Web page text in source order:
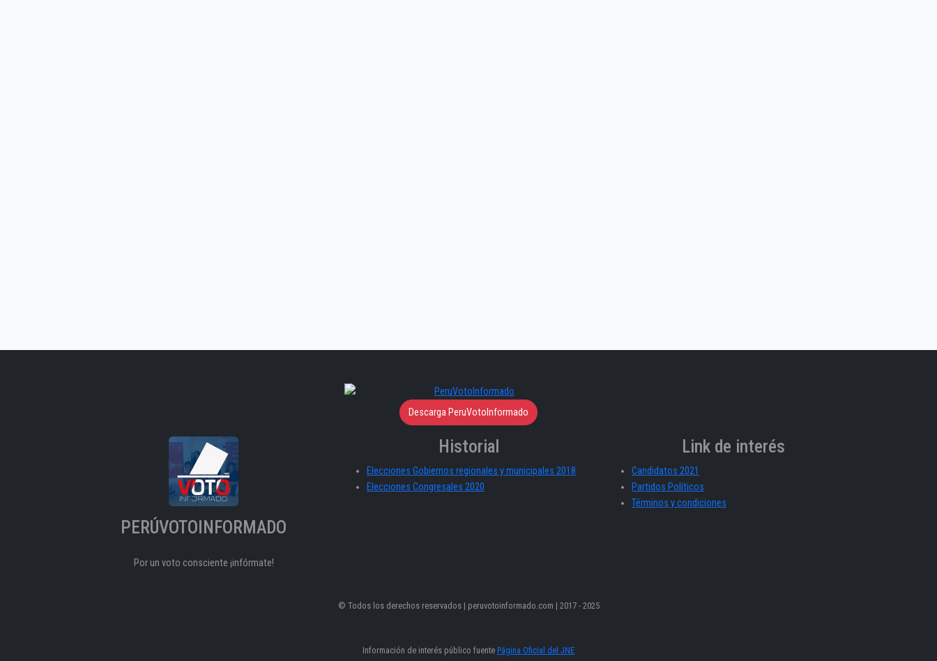
Descarga PeruVotoInformado
PERÚVOTOINFORMADO
Por un voto consciente ¡infórmate!
Historial
Elecciones Gobiernos regionales y municipales 2018
Elecciones Congresales 2020
Link de interés
Candidatos 2021
Partidos Políticos
Términos y condiciones
© Todos los derechos reservados | peruvotoinformado.com | 2017 - 2025
Información de interés público fuente Página Oficial del JNE